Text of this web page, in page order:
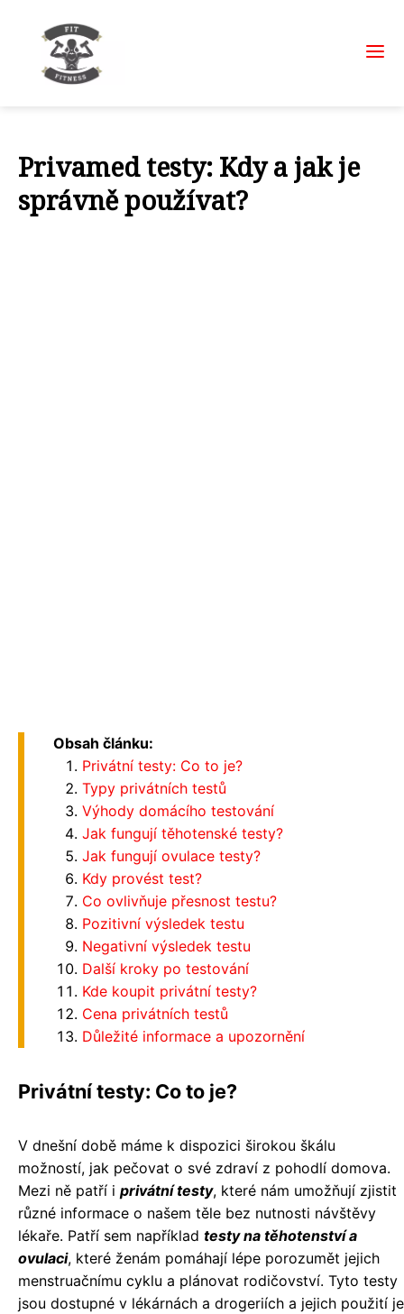
Privamed testy: Kdy a jak je
správně používat?
Obsah článku:
Privátní testy: Co to je?
Typy privátních testů
Výhody domácího testování
Jak fungují těhotenské testy?
Jak fungují ovulace testy?
Kdy provést test?
Co ovlivňuje přesnost testu?
Pozitivní výsledek testu
Negativní výsledek testu
Další kroky po testování
Kde koupit privátní testy?
Cena privátních testů
Důležité informace a upozornění
Privátní testy: Co to je?
V dnešní době máme k dispozici širokou škálu
možností, jak pečovat o své zdraví z pohodlí domova.
Mezi ně patří i privátní testy, které nám umožňují zjistit
různé informace o našem těle bez nutnosti návštěvy
lékaře. Patří sem například testy na těhotenství a
ovulaci, které ženám pomáhají lépe porozumět jejich
menstruačnímu cyklu a plánovat rodičovství. Tyto testy
jsou dostupné v lékárnách a drogeriích a jejich použití je